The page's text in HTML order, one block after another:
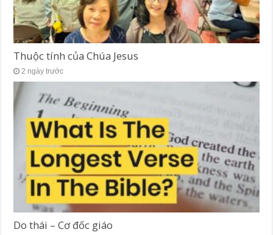
Thuộc tính của Chúa Jesus
2 ngày trước
Do thái – Cơ đốc giáo